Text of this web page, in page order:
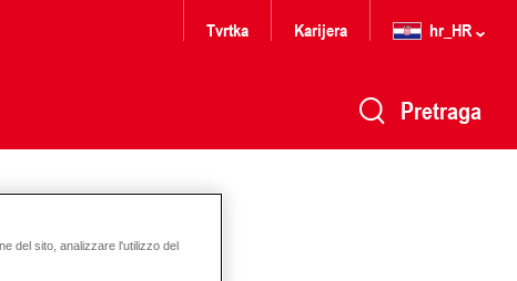
Tvrtka Karijera hr_HR
Pretraga
del sito, analizzare l'utilizzo del